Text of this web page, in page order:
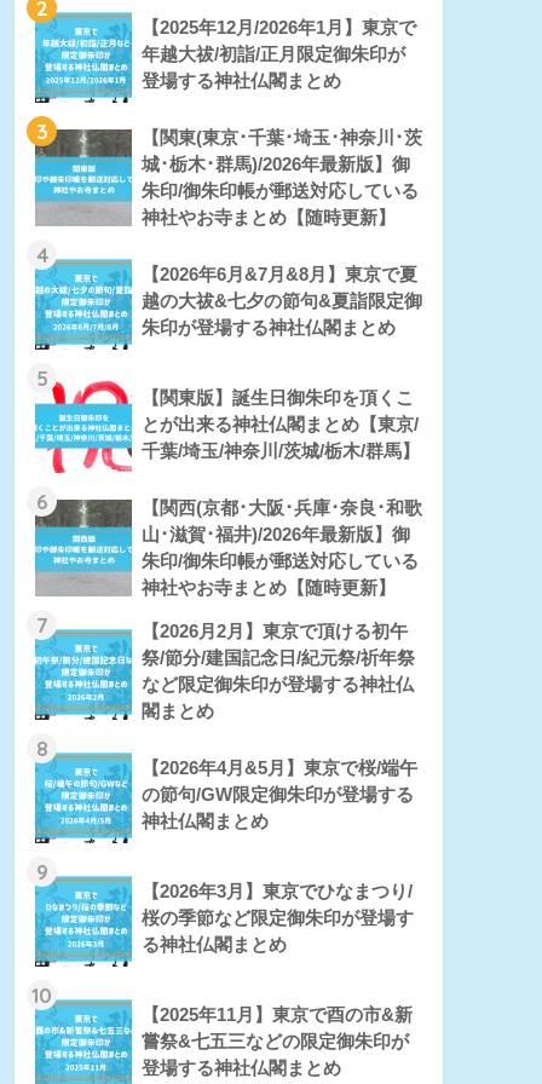
2
【2025年12月/2026年1月】東京で
年越大祓/初詣/正月限定御朱印が
登場する神社仏閣まとめ
3
【関東(東京･千葉･埼玉･神奈川･茨
城･栃木･群馬)/2026年最新版】御
朱印/御朱印帳が郵送対応している
神社やお寺まとめ【随時更新】
4
【2026年6月&7月&8月】東京で夏
越の大祓&七夕の節句&夏詣限定御
朱印が登場する神社仏閣まとめ
5
【関東版】誕生日御朱印を頂くこ
とが出来る神社仏閣まとめ【東京/
千葉/埼玉/神奈川/茨城/栃木/群馬】
6
【関西(京都･大阪･兵庫･奈良･和歌
山･滋賀･福井)/2026年最新版】御
朱印/御朱印帳が郵送対応している
神社やお寺まとめ【随時更新】
7
【2026月2月】東京で頂ける初午
祭/節分/建国記念日/紀元祭/祈年祭
など限定御朱印が登場する神社仏
閣まとめ
8
【2026年4月&5月】東京で桜/端午
の節句/GW限定御朱印が登場する
神社仏閣まとめ
9
【2026年3月】東京でひなまつり/
桜の季節など限定御朱印が登場す
る神社仏閣まとめ
10
【2025年11月】東京で酉の市&新
嘗祭&七五三などの限定御朱印が
登場する神社仏閣まとめ